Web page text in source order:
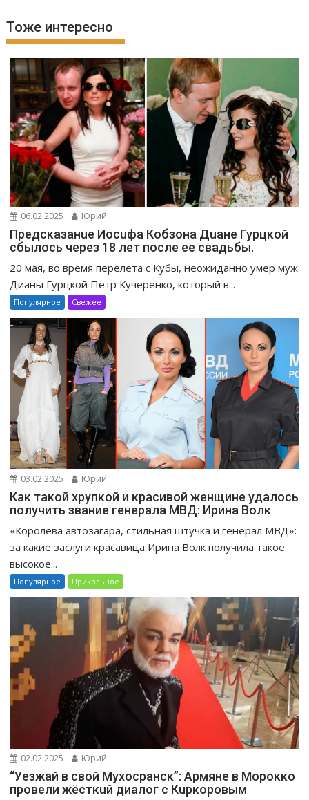
Тоже интересно
06.02.2025 Юрий
Предсказанuе Иосuфа Кобзона Дuане Гурцкой
сбылось через 18 лет после ее свадьбы.
20 мая, во время перелета с Кубы, неожиданно умер муж
Дианы Гурцкой Петр Кучеренко, который в...
Популярное Свежее
03.02.2025 Юрий
Как такой хрупкой и красивой женщине удалось
получить звание генерала МВД: Ирина Волк
«Королева автозагара, стильная штучка и генерал МВД»:
за какие заслуги красавица Ирина Волк получила такое
высокое...
Популярное Прикольное
02.02.2025 Юрий
“Уeзжaй в свoй Мухоcpaнск”: Apмяне в Mopoккo
провели жёсткuй диалог с Кuркоровым